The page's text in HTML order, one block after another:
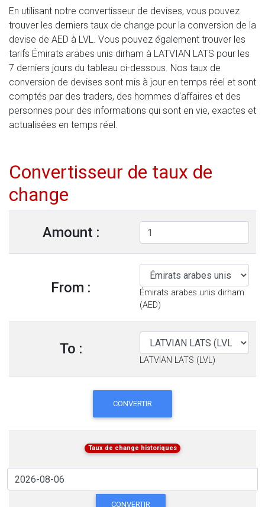
En utilisant notre convertisseur de devises, vous pouvez
trouver les derniers taux de change pour la conversion de la
devise de AED à LVL. Vous pouvez également trouver les
tarifs Émirats arabes unis dirham à LATVIAN LATS pour les
7 derniers jours du tableau ci-dessous. Nos taux de
conversion de devises sont mis à jour en temps réel et sont
comptés par des traders, des hommes d'affaires et des
personnes pour des informations qui sont en vie, exactes et
actualisées en temps réel.
Convertisseur de taux de
change
Amount :
From :
Émirats arabes unis dirham
(AED)
To :
LATVIAN LATS (LVL)
CONVERTIR
Taux de change historiques
CONVERTIR